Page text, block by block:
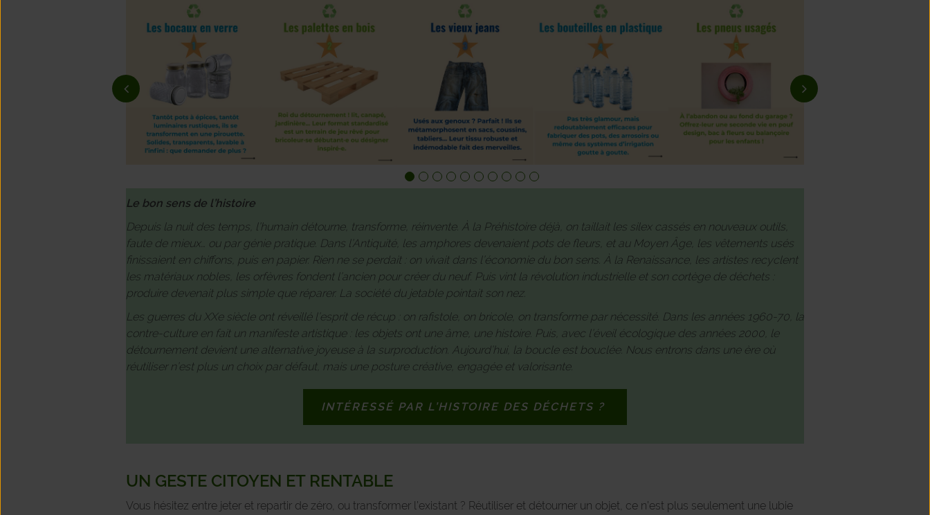
Le bon sens de l’histoire
Depuis la nuit des temps, l’humain détourne, transforme, réinvente. À la Préhistoire déjà, on taillait les silex cassés en nouveaux outils,
faute de mieux… ou par génie pratique. Dans l’Antiquité, les amphores devenaient pots de fleurs, et au Moyen Âge, les vêtements usés
finissaient en chiffons, puis en papier. Rien ne se perdait : on vivait dans l’économie du bon sens. À la Renaissance, les artistes recyclent
les matériaux nobles, les orfèvres fondent l’ancien pour créer du neuf. Puis vint la révolution industrielle et son cortège de déchets :
produire devenait plus simple que réparer. La société du jetable pointait son nez.
Les guerres du XXe siècle ont réveillé l’esprit de récup : on rafistole, on bricole, on transforme par nécessité. Dans les années 1960-70, la
contre-culture en fait un manifeste artistique : les objets ont une âme, une histoire. Puis, avec l’éveil écologique des années 2000, le
détournement devient une alternative joyeuse à la surproduction. Aujourd’hui, la boucle est bouclée. Nous entrons dans une ère où
réutiliser n’est plus un choix par défaut, mais une posture créative, engagée et valorisante.
INTÉRESSÉ PAR L’HISTOIRE DES DÉCHETS ?
UN GESTE CITOYEN ET RENTABLE
Vous hésitez entre jeter et repartir de zéro, ou transformer l’existant ? Réutiliser et détourner un objet, ce n’est plus seulement une lubie